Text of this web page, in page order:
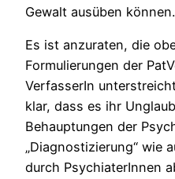
Gewalt ausüben können.
Es ist anzuraten, die
Formulierungen der
VerfasserIn
klar, dass es ihr
Behauptungen der
„Diagnostizierung“ wie
durch PsychiaterInnen